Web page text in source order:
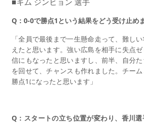
Q：0-0で勝点1という結果をどう受け止め
「全員で最後まで一生懸命走って、難し
えたと思います。強い広島を相手に失点
信にもなったと思いますし、前半、自分
を回せて、チャンスも作れました。チー
勝点1になったと思います」
Q：スタートの立ち位置が変わり、香川